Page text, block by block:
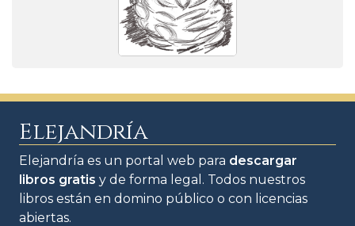
Elejandría
Elejandría es un portal web para descargar
libros gratis y de forma legal. Todos nuestros
libros están en domino público o con licencias
abiertas.